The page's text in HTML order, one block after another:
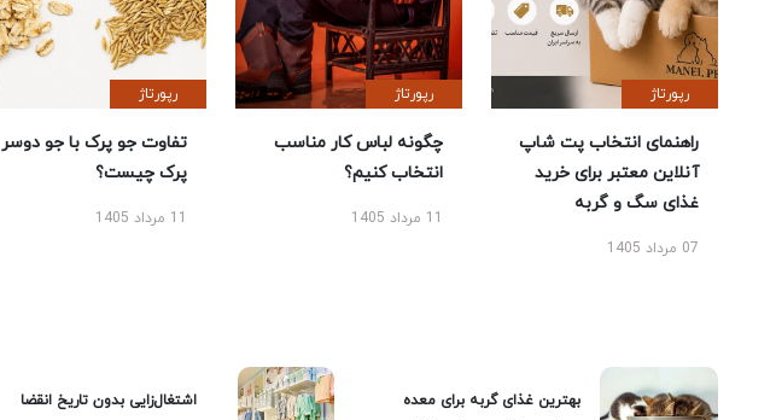
رپورتاژ
راهنمای انتخاب پت شاپ
آنلاین معتبر برای خرید
غذای سگ و گربه
07 مرداد 1405
رپورتاژ
چگونه لباس کار مناسب
انتخاب کنیم؟
11 مرداد 1405
رپورتاژ
تفاوت جو پرک با جو دوسر
پرک چیست؟
11 مرداد 1405
بهترین غذای گربه برای معده
اشتغال‌زایی بدون تاریخ انقضا